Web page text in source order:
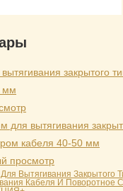
просмотр
Вытягивания Закрытого
Кабеля И Поворотное